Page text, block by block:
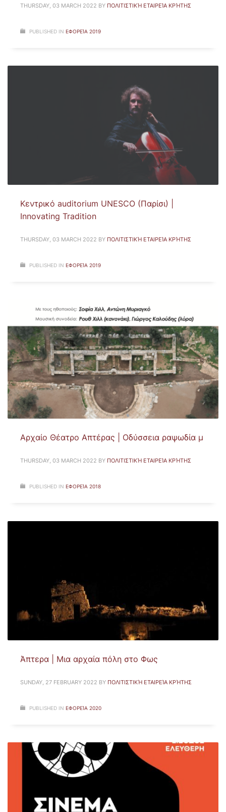
THURSDAY, 03 MARCH 2022 BY ΠΟΛΙΤΙΣΤΙΚΉ ΕΤΑΙΡΕΊΑ ΚΡΉΤΗΣ
PUBLISHED IN ΕΦΟΡΕΊΑ 2019
Kεντρικό auditorium UNESCO (Παρίσι) |
Innovating Tradition
THURSDAY, 03 MARCH 2022 BY ΠΟΛΙΤΙΣΤΙΚΉ ΕΤΑΙΡΕΊΑ ΚΡΉΤΗΣ
PUBLISHED IN ΕΦΟΡΕΊΑ 2019
Αρχαίο Θέατρο Απτέρας | Οδύσσεια ραψωδία μ
THURSDAY, 03 MARCH 2022 BY ΠΟΛΙΤΙΣΤΙΚΉ ΕΤΑΙΡΕΊΑ ΚΡΉΤΗΣ
PUBLISHED IN ΕΦΟΡΕΊΑ 2018
Άπτερα | Μια αρχαία πόλη στο Φως
SUNDAY, 27 FEBRUARY 2022 BY ΠΟΛΙΤΙΣΤΙΚΉ ΕΤΑΙΡΕΊΑ ΚΡΉΤΗΣ
PUBLISHED IN ΕΦΟΡΕΊΑ 2020